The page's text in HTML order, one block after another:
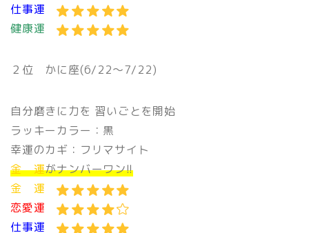
仕事運
健康運
２位 かに座(6/22〜7/22)
自分磨きに力を 習いごとを開始
ラッキーカラー：黒
幸運のカギ：フリマサイト
金 運がナンバーワン!!
金 運
恋愛運
仕事運